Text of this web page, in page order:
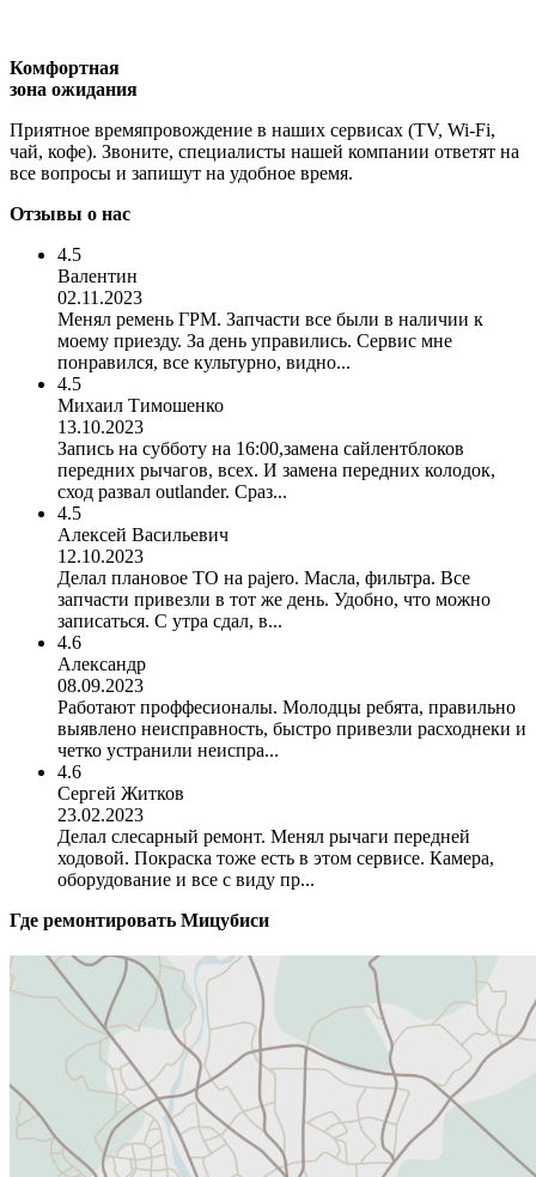
Комфортная
зона ожидания
Приятное времяпровождение в наших сервисах (TV, Wi-Fi,
чай, кофе). Звоните, специалисты нашей компании ответят на
все вопросы и запишут на удобное время.
Отзывы о нас
4.5
Валентин
02.11.2023
Менял ремень ГРМ. Запчасти все были в наличии к
моему приезду. За день управились. Сервис мне
понравился, все культурно, видно...
4.5
Михаил Тимошенко
13.10.2023
Запись на субботу на 16:00,замена сайлентблоков
передних рычагов, всех. И замена передних колодок,
сход развал outlander. Сраз...
4.5
Алексей Васильевич
12.10.2023
Делал плановое ТО на pajero. Масла, фильтра. Все
запчасти привезли в тот же день. Удобно, что можно
записаться. С утра сдал, в...
4.6
Александр
08.09.2023
Работают проффесионалы. Молодцы ребята, правильно
выявлено неисправность, быстро привезли расходнеки и
четко устранили неиспра...
4.6
Сергей Житков
23.02.2023
Делал слесарный ремонт. Менял рычаги передней
ходовой. Покраска тоже есть в этом сервисе. Камера,
оборудование и все с виду пр...
Где ремонтировать Мицубиси